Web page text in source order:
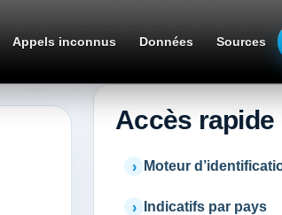
Appels inconnus Données Sources
Accès rapide
Moteur
Indicatifs par pays